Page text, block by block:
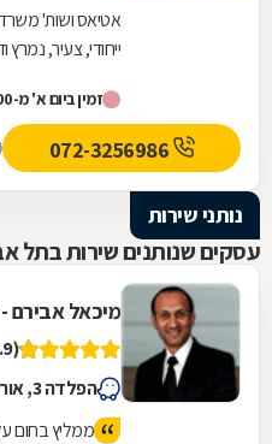
אטיאס ושות' משרד
ייחודי, צעיר, נמרץ
זמין ביום א' מ-9:00
נותני שירות
עסקים שנותנים שירות בתל
מיכאל אבירם -
(4.9)
הפלדה 3, אור יהודה
ממליץ בחום